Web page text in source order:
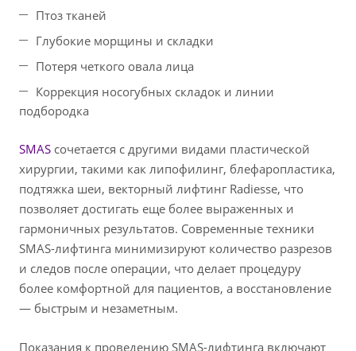
Птоз тканей
Глубокие морщины и складки
Потеря четкого овала лица
Коррекция носогубных складок и линии
подбородка
SMAS сочетается с другими видами пластической
хирургии, такими как липофилинг, блефаропластика,
подтяжка шеи, векторный лифтинг Radiesse, что
позволяет достигать еще более выраженных и
гармоничных результатов. Современные техники
SMAS-лифтинга минимизируют количество разрезов
и следов после операции, что делает процедуру
более комфортной для пациентов, а восстановление
— быстрым и незаметным.
Показания к проведению SMAS-лифтинга включают